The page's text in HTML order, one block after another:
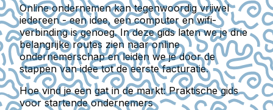
Online ondernemen kan tegenwoordig vrijwel
iedereen - een idee, een computer en wifi-
verbinding is genoeg. In deze gids laten we je drie
belangrijke routes zien naar online
ondernemerschap en leiden we je door de
stappen van idee tot de eerste facturatie.
Hoe vind je een gat in de markt: Praktische gids
voor startende ondernemers